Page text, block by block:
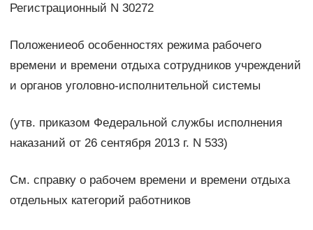
Регистрационный N 30272
Положениеоб особенностях режима рабочего
времени и времени отдыха сотрудников учреждений
и органов уголовно-исполнительной системы
(утв. приказом Федеральной службы исполнения
наказаний от 26 сентября 2013 г. N 533)
См. справку о рабочем времени и времени отдыха
отдельных категорий работников